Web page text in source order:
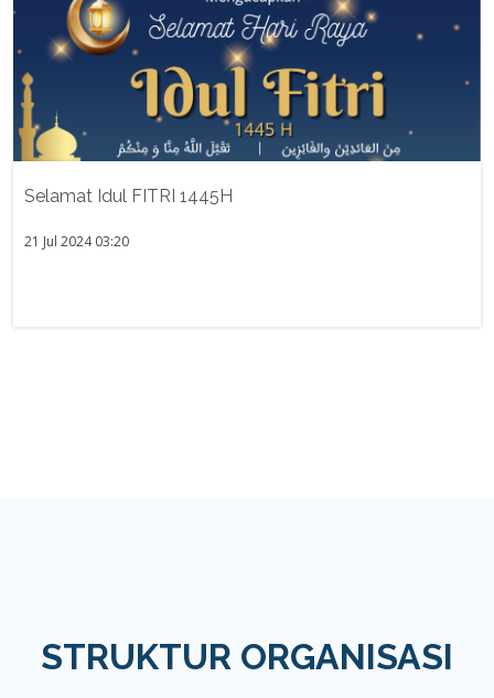
Selamat Idul FITRI 1445H
21 Jul 2024 03:20
STRUKTUR ORGANISASI